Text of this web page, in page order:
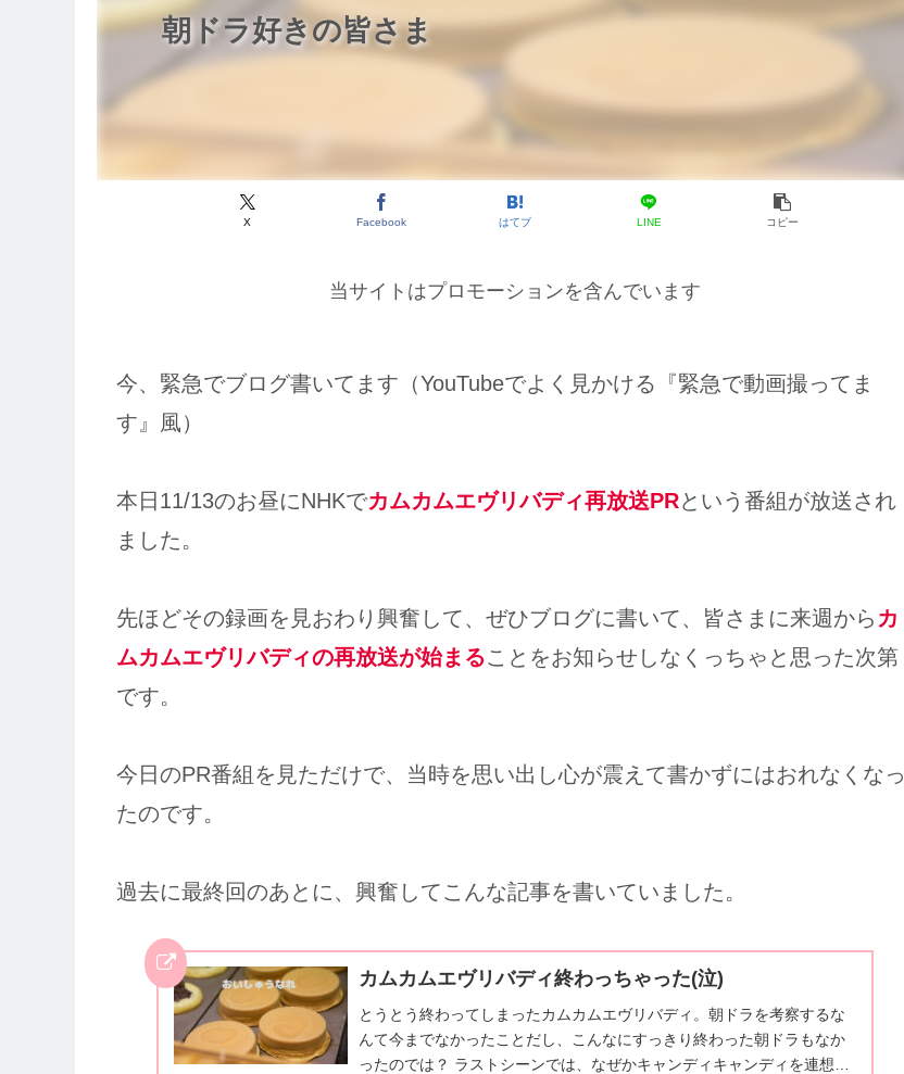
朝ドラ好きの皆さま
X Facebook はてブ LINE コピー
当サイトはプロモーションを含んでいます
今、緊急でブログ書いてます（YouTubeでよく見かける『緊急で動画撮ってま
す』風）
本日11/13のお昼にNHKでカムカムエヴリバディ再放送PRという番組が放送され
ました。
先ほどその録画を見おわり興奮して、ぜひブログに書いて、皆さまに来週から カ
ムカムエヴリバディの再放送が始まることをお知らせしなくっちゃと思った次第
です。
今日のPR番組を見ただけで、当時を思い出し心が震えて書かずにはおれなくなっ
たのです。
過去に最終回のあとに、興奮してこんな記事を書いていました。
カムカムエヴリバディ終わっちゃった(泣)
とうとう終わってしまったカムカムエヴリバディ。朝ドラを考察するな
んて今までなかったことだし、こんなにすっきり終わった朝ドラもなか
ったのでは？ ラストシーンでは、なぜかキャンディキャンディを連想し